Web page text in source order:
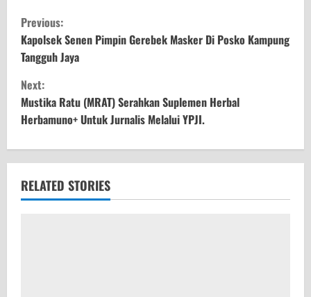
C
o
n
t
i
n
u
Previous:
Kapolsek Senen Pimpin Gerebek Masker Di Posko Kampung
Tangguh Jaya
Next:
Mustika Ratu (MRAT) Serahkan Suplemen Herbal
Herbamuno+ Untuk Jurnalis Melalui YPJI.
RELATED STORIES